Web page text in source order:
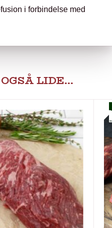
i forbindelse med
OGSÅ LIDE…